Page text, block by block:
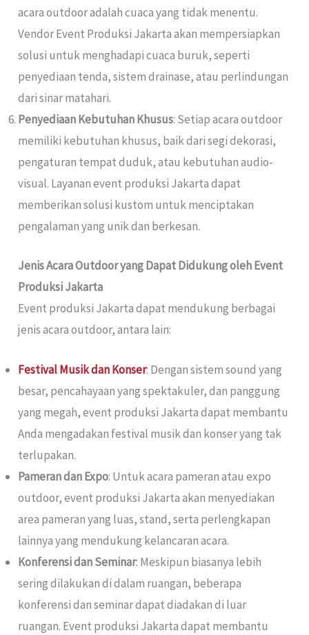
acara outdoor adalah cuaca yang tidak menentu.
Vendor Event Produksi Jakarta akan mempersiapkan
solusi untuk menghadapi cuaca buruk, seperti
penyediaan tenda, sistem drainase, atau perlindungan
dari sinar matahari.
Penyediaan Kebutuhan Khusus: Setiap acara outdoor
memiliki kebutuhan khusus, baik dari segi dekorasi,
pengaturan tempat duduk, atau kebutuhan audio-
visual. Layanan event produksi Jakarta dapat
memberikan solusi kustom untuk menciptakan
pengalaman yang unik dan berkesan.
Jenis Acara Outdoor yang Dapat Didukung oleh Event
Produksi Jakarta
Event produksi Jakarta dapat mendukung berbagai
jenis acara outdoor, antara lain:
Festival Musik dan Konser: Dengan sistem sound yang
besar, pencahayaan yang spektakuler, dan panggung
yang megah, event produksi Jakarta dapat membantu
Anda mengadakan festival musik dan konser yang tak
terlupakan.
Pameran dan Expo: Untuk acara pameran atau expo
outdoor, event produksi Jakarta akan menyediakan
area pameran yang luas, stand, serta perlengkapan
lainnya yang mendukung kelancaran acara.
Konferensi dan Seminar: Meskipun biasanya lebih
sering dilakukan di dalam ruangan, beberapa
konferensi dan seminar dapat diadakan di luar
ruangan. Event produksi Jakarta dapat membantu